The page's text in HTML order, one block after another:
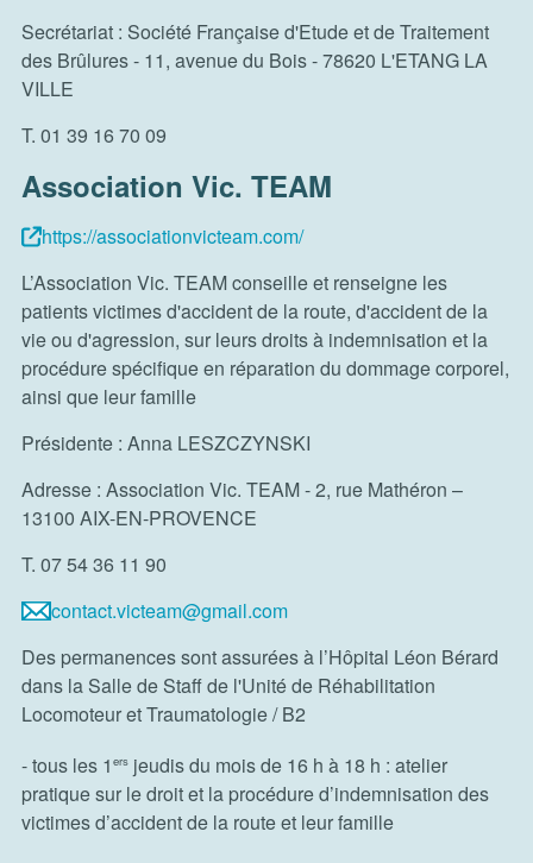
Secrétariat : Société Française d'Etude et de Traitement
des Brûlures - 11, avenue du Bois - 78620 L'ETANG LA
VILLE
T. 01 39 16 70 09
Association Vic. TEAM
https://associationvicteam.com/
L’Association Vic. TEAM conseille et renseigne les
patients victimes d'accident de la route, d'accident de la
vie ou d'agression, sur leurs droits à indemnisation et la
procédure spécifique en réparation du dommage corporel,
ainsi que leur famille
Présidente : Anna LESZCZYNSKI
Adresse : Association Vic. TEAM - 2, rue Mathéron –
13100 AIX-EN-PROVENCE
T. 07 54 36 11 90
contact.victeam@gmail.com
Des permanences sont assurées à l’Hôpital Léon Bérard
dans la Salle de Staff de l'Unité de Réhabilitation
Locomoteur et Traumatologie / B2
- tous les 1 ersjeudis du mois de 16 h à 18 h : atelier
pratique sur le droit et la procédure d’indemnisation des
victimes d’accident de la route et leur famille